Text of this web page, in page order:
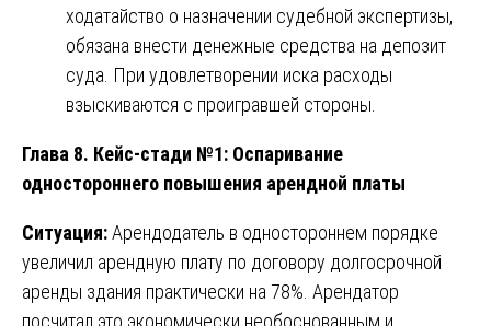
ходатайство о назначении судебной экспертизы,
обязана внести денежные средства на депозит
суда. При удовлетворении иска расходы
взыскиваются с проигравшей стороны.
Глава 8. Кейс-стади №1: Оспаривание
одностороннего повышения арендной платы
Ситуация:Арендодатель в одностороннем порядке
увеличил арендную плату по договору долгосрочной
аренды здания практически на 78%. Арендатор
посчитал это экономически необоснованным и